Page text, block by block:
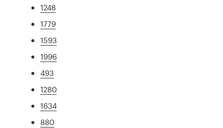
1248
1779
1593
1996
493
1280
1634
880